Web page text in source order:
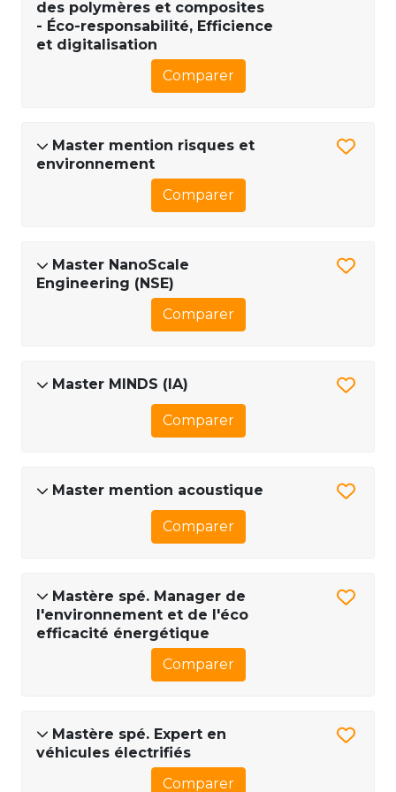
des polymères et composites
- Éco-responsabilité, Efficience
et digitalisation
Comparer
Master mention risques et
environnement
Comparer
Master NanoScale
Engineering (NSE)
Comparer
Master MINDS (IA)
Comparer
Master mention acoustique
Comparer
Mastère spé. Manager de
l'environnement et de l'éco
efficacité énergétique
Comparer
Mastère spé. Expert en
véhicules électrifiés
Comparer